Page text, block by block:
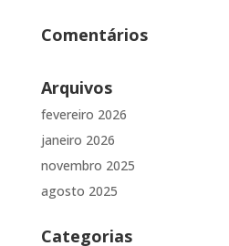
Comentários
Arquivos
fevereiro 2026
janeiro 2026
novembro 2025
agosto 2025
Categorias